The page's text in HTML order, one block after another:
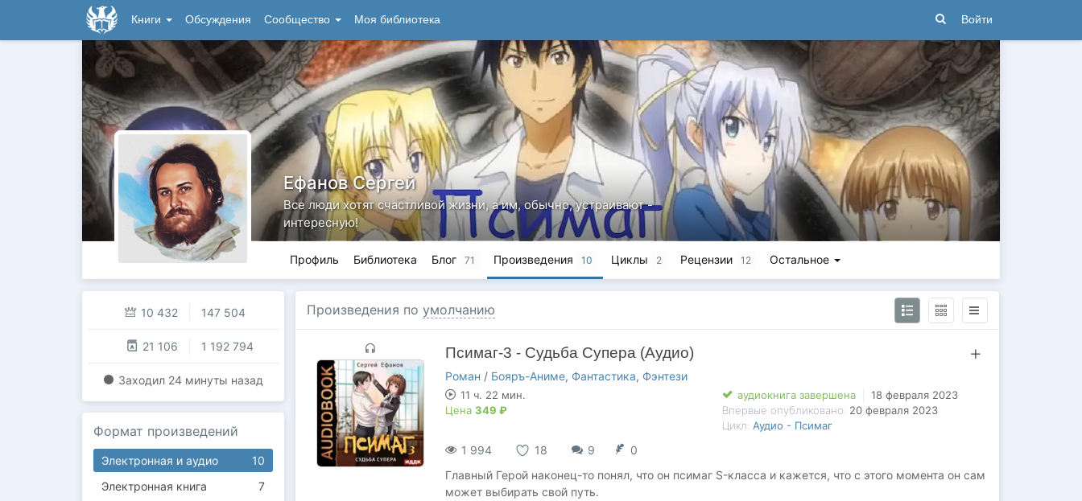
Книги Обсуждения Сообщество Моя библиотека Войти
Ефанов Сергей
Все люди хотят счастливой жизни, а им, обычно, устраивают -
интересную!
Профиль Библиотека Блог 71 Произведения 10 Циклы 2 Рецензии 12 Остальное
10 432 147 504
21 106 1 192 794
Заходил 24 минуты назад
Формат произведений
10
Электронная и аудио
7
Электронная книга
Произведения по умолчанию
Псимаг-3 - Судьба Супера (Аудио)
Роман / Бояръ-Аниме, Фантастика, Фэнтези
11 ч. 22 мин.
Цена 349 ₽
аудиокнига завершена
18 февраля 2023
Впервые опубликовано: 20 февраля 2023
Цикл: Аудио - Псимаг
1 994 18 9
0
Главный Герой наконец-то понял, что он псимаг S-класса и кажется, что с этого момента он сам
может выбирать свой путь.